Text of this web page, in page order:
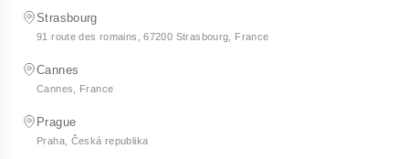
Strasbourg
91 route des romains, 67200 Strasbourg, France
Cannes
Cannes, France
Prague
Praha, Česká republika